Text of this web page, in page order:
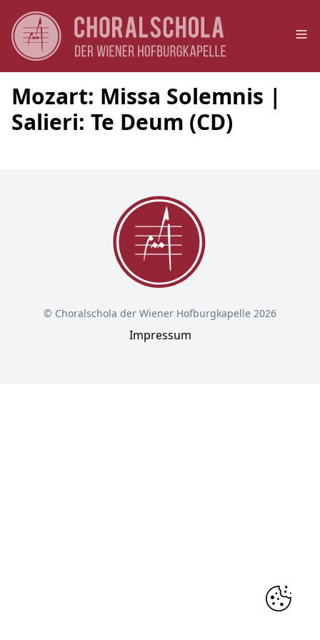
Mozart: Missa Solemnis |
Salieri: Te Deum (CD)
© Choralschola der Wiener Hofburgkapelle 2026
Impressum